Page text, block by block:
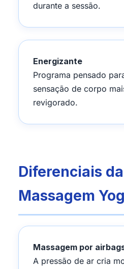
durante a sessão.
Energizante
Programa pensado
sensação de corpo
revigorado.
Diferenciais
Massagem
Massagem por
A pressão de ar cria